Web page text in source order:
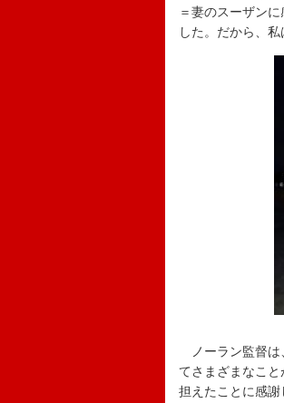
＝妻のスーザン
した。だから、
ノーラン監督は
てさまざまなこ
担えたことに感謝